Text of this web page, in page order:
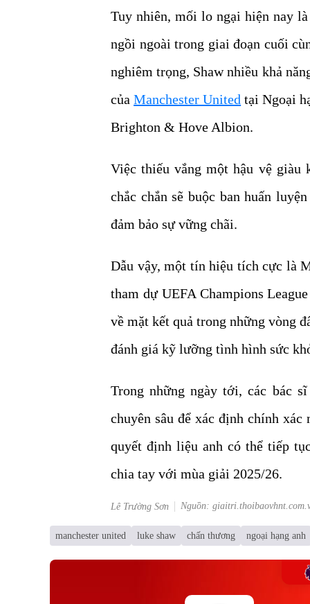
Tuy nhiên, mối lo ngại hiện nay
ngồi ngoài trong giai đoạn cuối
nghiêm trọng, Shaw nhiều khả
củaManchester United tại Ngoại
Brighton & Hove Albion.
Việc thiếu vắng một hậu vệ giàu
chắc chắn sẽ buộc ban huấn
đảm bảo sự vững chãi.
Dẫu vậy, một tín hiệu tích cực là
tham dự UEFA Champions
về mặt kết quả trong những vòng
đánh giá kỹ lưỡng tình hình sức
Trong những ngày tới, các bác
chuyên sâu để xác định chính
quyết định liệu anh có thể tiếp
chia tay với mùa giải 2025/26.
Lê Trường Sơn Nguồn:
manchester united luke shaw chấn thương ngoại hạng anh